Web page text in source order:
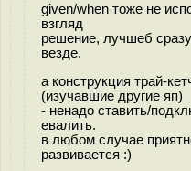
given/when тоже не
взгляд
решение, лучшеб
везде.
а конструкция трай-
(изучавшие другие яп)
- ненадо ставить/
евалить.
в любом случае
развивается :)